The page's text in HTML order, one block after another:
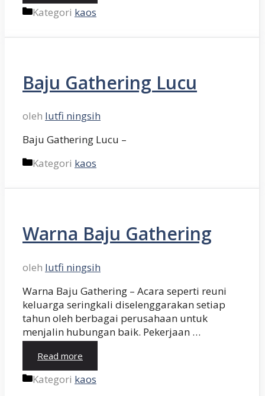
Kategori kaos
Baju Gathering Lucu
oleh lutfi ningsih
Baju Gathering Lucu –
Kategori kaos
Warna Baju Gathering
oleh lutfi ningsih
Warna Baju Gathering – Acara seperti reuni
keluarga seringkali diselenggarakan setiap
tahun oleh berbagai perusahaan untuk
menjalin hubungan baik. Pekerjaan …
Read more
Kategori kaos